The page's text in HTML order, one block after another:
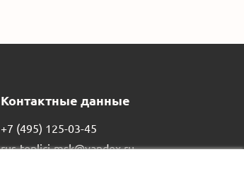
Контактные данные
+7 (495) 125-03-45
rus-teplici-msk@yandex.ru